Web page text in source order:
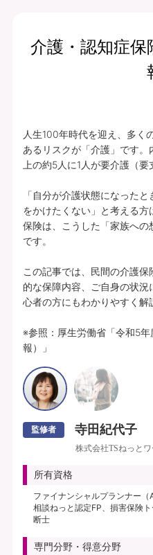
介護・認知症
人生100年時代を迎え、多く
あるリスクが「介護」です
上の約5人に1人が要介護（
「自分が介護状態になった
をかけたくない」と考える
保険は、こうした「家族へ
です。
この記事では、民間の介護
的な保障内容、ご自身の状
心者の方にもわかりやすく解
※参照：厚生労働省「令和5
報）」
監修者 寺田紀代子
株式会社TSねっと
所有資格
ファイナンシャルプランナー
相談ねっと認定FP、損害保険
断士
専門分野・得意分野